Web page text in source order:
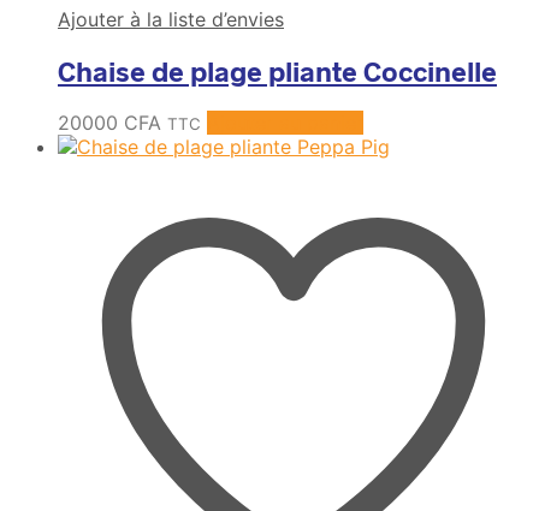
Ajouter à la liste d’envies
Chaise de plage pliante Coccinelle
20000 CFA TTC